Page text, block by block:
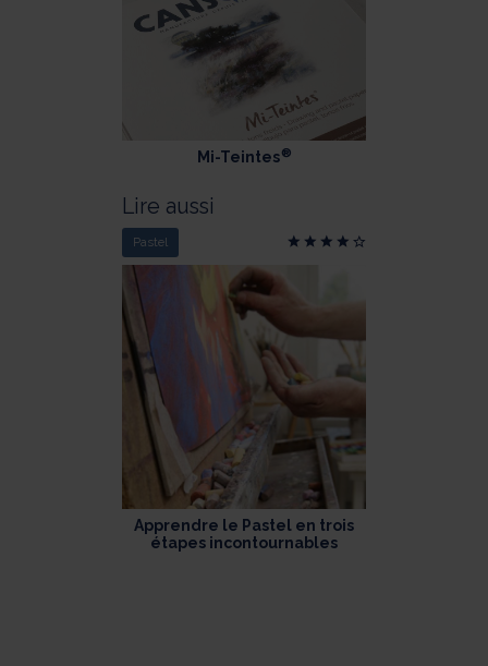
Mi-Teintes®
Lire aussi
Pastel
Apprendre le Pastel en trois
étapes incontournables